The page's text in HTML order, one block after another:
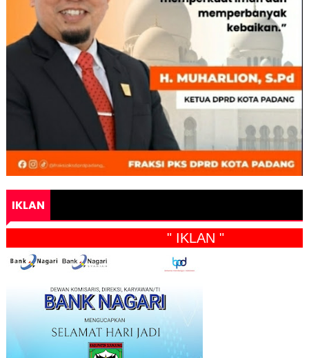
IKLAN
" IKLAN "